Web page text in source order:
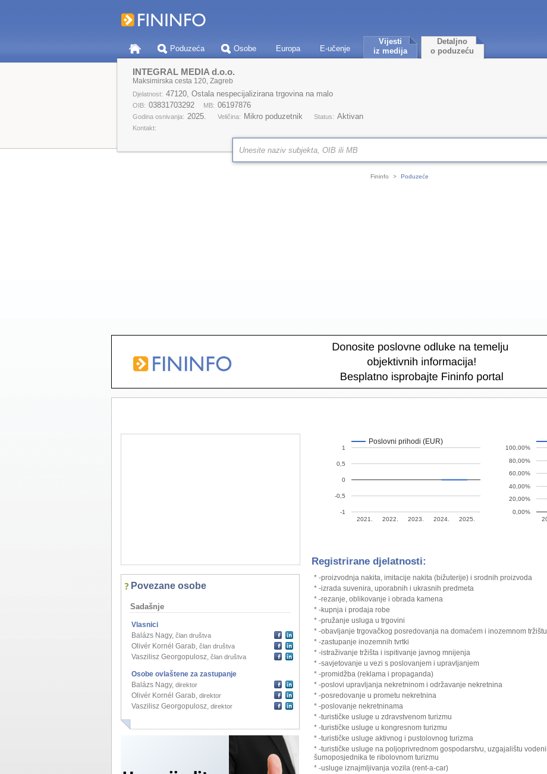
Poduzeća Osobe Europa E-učenje
Vijesti
iz medija
Detaljno
o poduzeću
INTEGRAL MEDIA d.o.o.
Maksimirska cesta 120, Zagreb
Djelatnost: 47120, Ostala nespecijalizirana trgovina na malo
OIB: 03831703292 MB: 06197876
Godina osnivanja: 2025. Veličina: Mikro poduzetnik Status: Aktivan
Kontakt:
Fininfo > Poduzeće
Povezane osobe
Sadašnje
Vlasnici
Balázs Nagy, član društva
Olivér Kornél Garab, član društva
Vaszilisz Georgopulosz, član društva
Osobe ovlaštene za zastupanje
Balázs Nagy, direktor
Olivér Kornél Garab, direktor
Vaszilisz Georgopulosz, direktor
Poslovni prihodi (EUR)
2021. 2022. 2023. 2024. 2025.
-1
-0,5
0
0,5
1
0,00%
20,00%
40,00%
60,00%
80,00%
100,00%
Registrirane djelatnosti:
* -proizvodnja nakita, imitacije nakita (bižuterije) i srodnih proizvoda
* -izrada suvenira, uporabnih i ukrasnih predmeta
* -rezanje, oblikovanje i obrada kamena
* -kupnja i prodaja robe
* -pružanje usluga u trgovini
* -obavljanje trgovačkog posredovanja na domaćem i inozemnom tržištu
* -zastupanje inozemnih tvrtki
* -istraživanje tržišta i ispitivanje javnog mnijenja
* -savjetovanje u vezi s poslovanjem i upravljanjem
* -promidžba (reklama i propaganda)
* -poslovi upravljanja nekretninom i održavanje nekretnina
* -posredovanje u prometu nekretnina
* -poslovanje nekretninama
* -turističke usluge u zdravstvenom turizmu
* -turističke usluge u kongresnom turizmu
* -turističke usluge aktivnog i pustolovnog turizma
* -turističke usluge na poljoprivrednom gospodarstvu, uzgajalištu
šumoposjednika te ribolovnom turizmu
* -usluge iznajmljivanja vozila (rent-a-car)